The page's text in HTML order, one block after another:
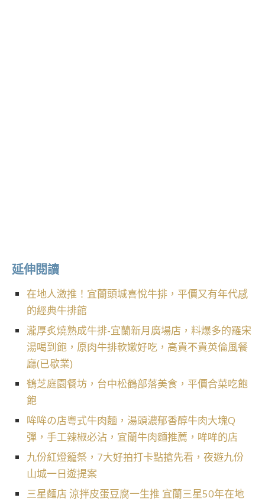
延伸閱讀
在地人激推！宜蘭頭城喜悅牛排，平價又有年代感
的經典牛排館
瀧厚炙燒熟成牛排-宜蘭新月廣場店，料爆多的羅宋
湯喝到飽，原肉牛排軟嫰好吃，高貴不貴英倫風餐
廳(已歇業)
鶴芝庭園餐坊，台中松鶴部落美食，平價合菜吃飽
飽
哞哞の店粵式牛肉麵，湯頭濃郁香醇牛肉大塊Q
彈，手工辣椒必沾，宜蘭牛肉麵推薦，哞哞的店
九份紅燈籠祭，7大好拍打卡點搶先看，夜遊九份
山城一日遊提案
三星麵店 涼拌皮蛋豆腐一生推 宜蘭三星50年在地